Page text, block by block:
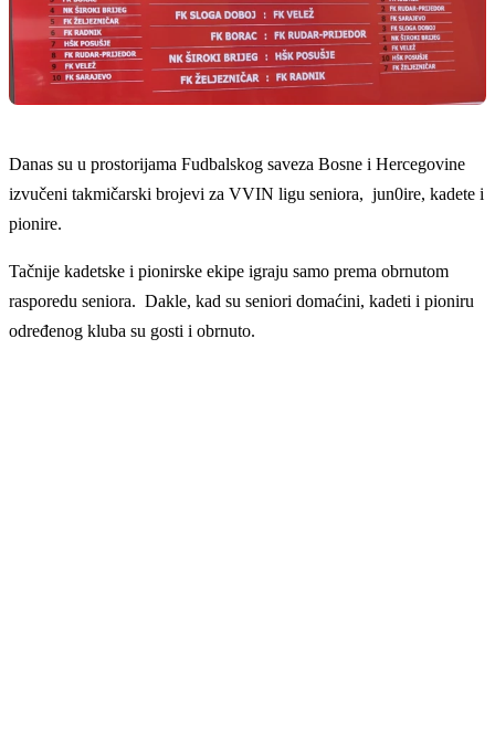
Danas su u prostorijama Fudbalskog saveza Bosne i Hercegovine
izvučeni takmičarski brojevi za VVIN ligu seniora, jun0ire, kadete i
pionire.
Tačnije kadetske i pionirske ekipe igraju samo prema obrnutom
rasporedu seniora. Dakle, kad su seniori domaćini, kadeti i pioniru
određenog kluba su gosti i obrnuto.